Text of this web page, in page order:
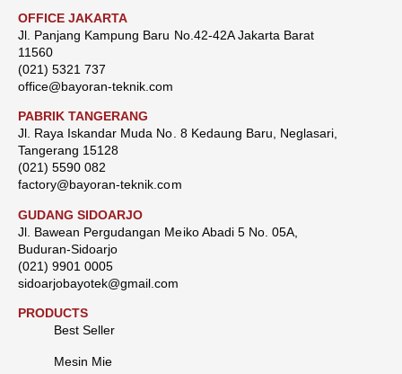
OFFICE JAKARTA
Jl. Panjang Kampung Baru No.42-42A Jakarta Barat
11560
(021) 5321 737
office@bayoran-teknik.com
PABRIK TANGERANG
Jl. Raya Iskandar Muda No. 8 Kedaung Baru, Neglasari,
Tangerang 15128
(021) 5590 082
factory@bayoran-teknik.com
GUDANG SIDOARJO
Jl. Bawean Pergudangan Meiko Abadi 5 No. 05A,
Buduran-Sidoarjo
(021) 9901 0005
sidoarjobayotek@gmail.com
PRODUCTS
Best Seller
Mesin Mie